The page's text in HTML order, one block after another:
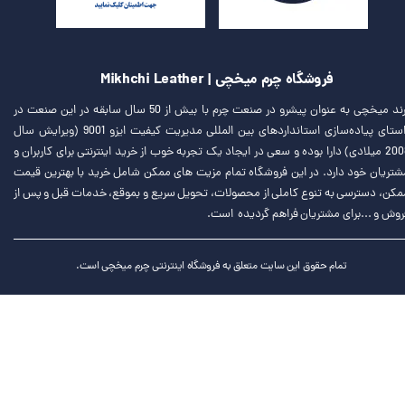
فروشگاه چرم میخچی | Mikhchi Leather
برند میخچی به عنوان پیشرو در صنعت چرم با بیش از 50 سال سابقه در این صنعت در
راستای پیاده‌سازی استانداردهای بین المللی مدیریت کیفیت ایزو 9001 (ویرایش سال
2008 میلادی) دارا بوده و سعی در ایجاد یک تجربه خوب از خرید اینترنتی برای کاربران و
خود دارد. در این فروشگاه تمام مزیت های ممکن شامل خرید با بهترین قیمت
دسترسی به تنوع کاملی از محصولات، تحویل سریع و بموقع، خدمات قبل و پس از
و ...برای مشتریان فراهم گردیده است.
تمام حقوق این سایت متعلق به فروشگاه اینترنتی چرم میخچی است.